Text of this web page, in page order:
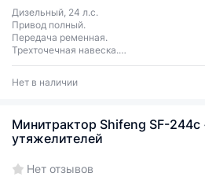
Дизельный, 24 л.с.
Привод полный.
Передача ременная.
Трехточечная навеска.
ВОМ 540 об/мин.
Нет в наличии
Минитрактор Shifeng SF-244c
утяжелителей
Нет отзывов